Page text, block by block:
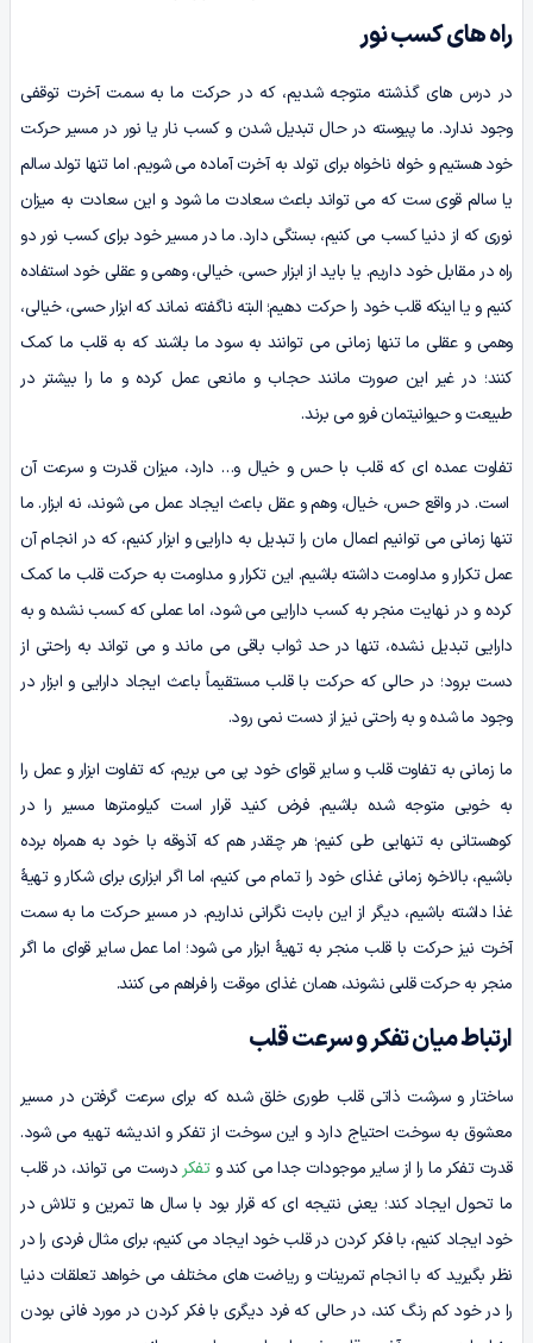
راه‌ های کسب نور
در درس های گذشته متوجه شدیم، که در حرکت ما به سمت آخرت توقفی
وجود ندارد. ما پیوسته در حال تبدیل شدن و کسب نار یا نور در مسیر حرکت
خود هستیم و خواه ناخواه برای تولد به آخرت آماده می شویم. اما تنها تولد سالم
یا سالم قوی ست که می تواند باعث سعادت ما شود و این سعادت به میزان
نوری که از دنیا کسب می کنیم، بستگی دارد. ما در مسیر خود برای کسب نور دو
راه در مقابل خود داریم. یا باید از ابزار حسی، خیالی، وهمی و عقلی خود استفاده
کنیم و یا اینکه قلب خود را حرکت دهیم؛ البته ناگفته نماند که ابزار حسی، خیالی،
وهمی و عقلی ما تنها زمانی می توانند به سود ما باشند که به قلب ما کمک
کنند؛ در غیر این صورت مانند حجاب و مانعی عمل کرده و ما را بیشتر در
طبیعت و حیوانیتمان فرو می برند.
تفاوت عمده ای که قلب با حس و خیال و… دارد، میزان قدرت و سرعت آن
است. در واقع حس، خیال، وهم و عقل باعث ایجاد عمل می شوند، نه ابزار. ما
تنها زمانی می توانیم اعمال مان را تبدیل به دارایی و ابزار کنیم، که در انجام آن
عمل تکرار و مداومت داشته باشیم. این تکرار و مداومت به حرکت قلب ما کمک
کرده و در نهایت منجر به کسب دارایی می شود، اما عملی که کسب نشده و به
دارایی تبدیل نشده، تنها در حد ثواب باقی می ماند و می تواند به راحتی از
دست برود؛ در حالی که حرکت با قلب مستقیماً باعث ایجاد دارایی و ابزار در
وجود ما شده و به راحتی نیز از دست نمی رود.
ما زمانی به تفاوت قلب و سایر قوای خود پی می بریم، که تفاوت ابزار و عمل را
به خوبی متوجه شده باشیم. فرض کنید قرار است کیلومترها مسیر را در
کوهستانی به تنهایی طی کنیم؛ هر چقدر هم که آذوقه با خود به همراه برده
باشیم، بالاخره زمانی غذای خود را تمام می کنیم، اما اگر ابزاری برای شکار و تهیۀ
غذا داشته باشیم، دیگر از این بابت نگرانی نداریم. در مسیر حرکت ما به سمت
آخرت نیز حرکت با قلب منجر به تهیۀ ابزار می شود؛ اما عمل سایر قوای ما اگر
منجر به حرکت قلبی نشوند، همان غذای موقت را فراهم می کنند.
ارتباط میان تفکر و سرعت قلب
ساختار و سرشت ذاتی قلب طوری خلق شده که برای سرعت گرفتن در مسیر
معشوق به سوخت احتیاج دارد و این سوخت از تفکر و اندیشه تهیه می شود.
قدرت تفکر ما را از سایر موجودات جدا می کند وتفکردرست می تواند، در قلب
ما تحول ایجاد کند؛ یعنی نتیجه ای که قرار بود با سال ها تمرین و تلاش در
خود ایجاد کنیم، با فکر کردن در قلب خود ایجاد می کنیم، برای مثال فردی را در
نظر بگیرید که با انجام تمرینات و ریاضت های مختلف می خواهد تعلقات دنیا
را در خود کم رنگ کند، در حالی که فرد دیگری با فکر کردن در مورد فانی بودن